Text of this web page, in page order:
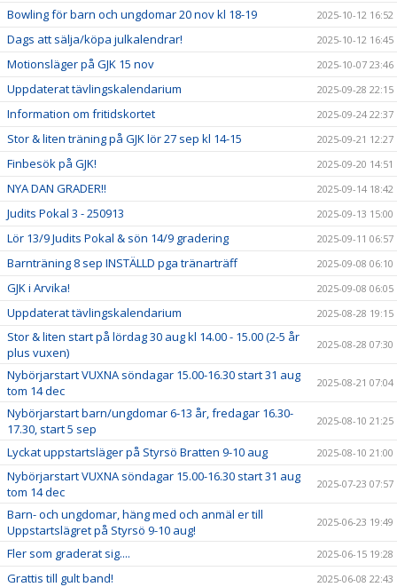
Bowling för barn och ungdomar 20 nov kl 18-19 2025-10-12 16:52
Dags att sälja/köpa julkalendrar! 2025-10-12 16:45
Motionsläger på GJK 15 nov 2025-10-07 23:46
Uppdaterat tävlingskalendarium 2025-09-28 22:15
Information om fritidskortet 2025-09-24 22:37
Stor & liten träning på GJK lör 27 sep kl 14-15 2025-09-21 12:27
Finbesök på GJK! 2025-09-20 14:51
NYA DAN GRADER!! 2025-09-14 18:42
Judits Pokal 3 - 250913 2025-09-13 15:00
Lör 13/9 Judits Pokal & sön 14/9 gradering 2025-09-11 06:57
Barnträning 8 sep INSTÄLLD pga tränarträff 2025-09-08 06:10
GJK i Arvika! 2025-09-08 06:05
Uppdaterat tävlingskalendarium 2025-08-28 19:15
Stor & liten start på lördag 30 aug kl 14.00 - 15.00 (2-5 år
plus vuxen)
2025-08-28 07:30
Nybörjarstart VUXNA söndagar 15.00-16.30 start 31 aug
tom 14 dec
2025-08-21 07:04
Nybörjarstart barn/ungdomar 6-13 år, fredagar 16.30-
17.30, start 5 sep
2025-08-10 21:25
Lyckat uppstartsläger på Styrsö Bratten 9-10 aug 2025-08-10 21:00
Nybörjarstart VUXNA söndagar 15.00-16.30 start 31 aug
tom 14 dec
2025-07-23 07:57
Barn- och ungdomar, häng med och anmäl er till
Uppstartslägret på Styrsö 9-10 aug!
2025-06-23 19:49
Fler som graderat sig.... 2025-06-15 19:28
Grattis till gult band! 2025-06-08 22:43